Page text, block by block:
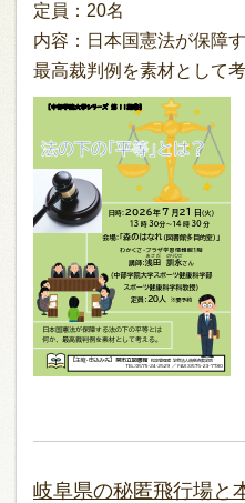
定員：20名
内容：日本国憲法が保障
最高裁判例を素材として考
岐阜県の秘匿飛行場と